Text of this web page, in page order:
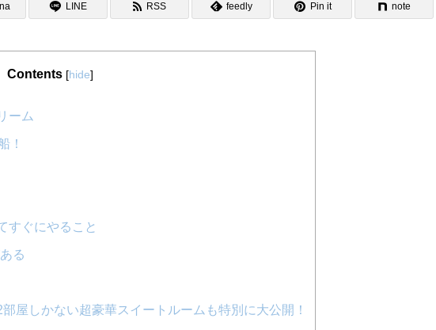
LINE RSS feedly Pin it note
Contents [hide]
ーム
！
すぐにやること
る
屋しかない超豪華スイートルームも特別に大公開！